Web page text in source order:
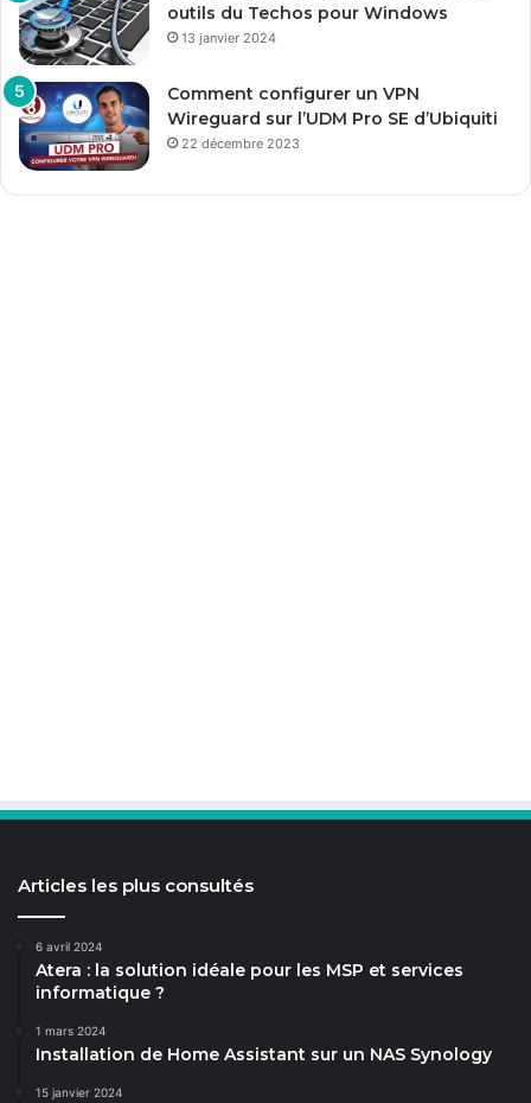
outils du Techos pour Windows
13 janvier 2024
Comment configurer un VPN
Wireguard sur l’UDM Pro SE d’Ubiquiti
22 décembre 2023
Articles les plus consultés
6 avril 2024
Atera : la solution idéale pour les MSP et services
informatique ?
1 mars 2024
Installation de Home Assistant sur un NAS Synology
15 janvier 2024